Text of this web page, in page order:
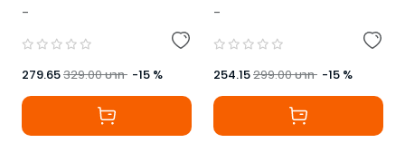
-
279.65329.00บาท -15 %
-
254.15299.00บาท -15 %